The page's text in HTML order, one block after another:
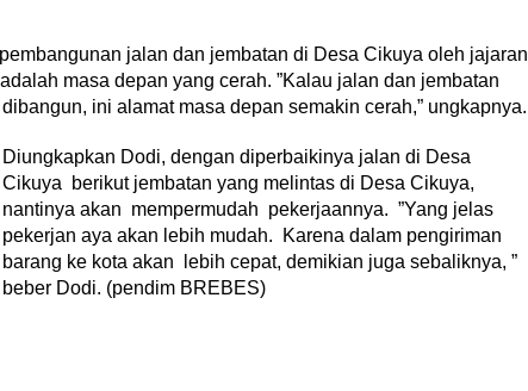
jalan dan jembatan di Desa Cikuya oleh jajaran
masa depan yang cerah. ”Kalau jalan dan jembatan
dibangun, ini alamat masa depan semakin cerah,” ungkapnya.
Diungkapkan Dodi, dengan diperbaikinya jalan di Desa
Cikuya berikut jembatan yang melintas di Desa Cikuya,
nantinya akan mempermudah pekerjaannya. ”Yang jelas
pekerjan aya akan lebih mudah. Karena dalam pengiriman
barang ke kota akan lebih cepat, demikian juga sebaliknya, ”
beber Dodi. (pendim BREBES)